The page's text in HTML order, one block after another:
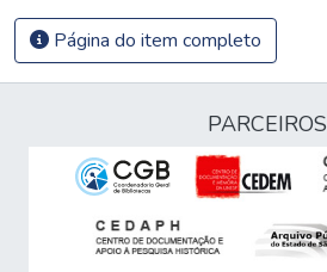
Página do item completo
PARCEIROS